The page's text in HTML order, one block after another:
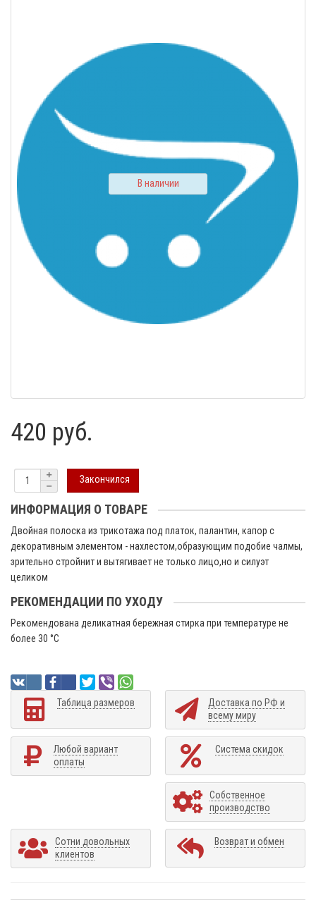
В наличии
420 руб.
Закончился
ИНФОРМАЦИЯ О ТОВАРЕ
Двойная полоска из трикотажа под платок, палантин, капор с
декоративным элементом - нахлестом,образующим подобие чалмы,
зрительно стройнит и вытягивает не только лицо,но и силуэт
целиком
РЕКОМЕНДАЦИИ ПО УХОДУ
Рекомендована деликатная бережная стирка при температуре не
более 30 °C
Таблица размеров
Доставка по РФ и
всему миру
Любой вариант
оплаты
Система скидок
Собственное
производство
Сотни довольных
клиентов
Возврат и обмен